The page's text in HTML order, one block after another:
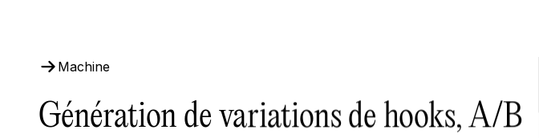
Machine
Génération de variations de hooks, A/B